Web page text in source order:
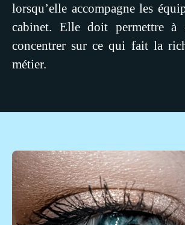
lorsqu’elle accompagne les
cabinet. Elle doit permettre à
concentrer sur ce qui fait la
métier.